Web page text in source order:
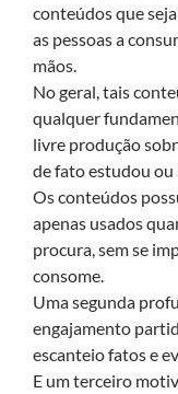
conteúdos que
as pessoas a
mãos.
No geral, tais
qualquer
livre produção
de fato estudou ou
Os conteúdos
apenas usados
procura, sem se
consome.
Uma segunda
engajamento
escanteio fatos e
E um terceiro